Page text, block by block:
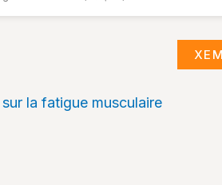
la fatigue musculaire